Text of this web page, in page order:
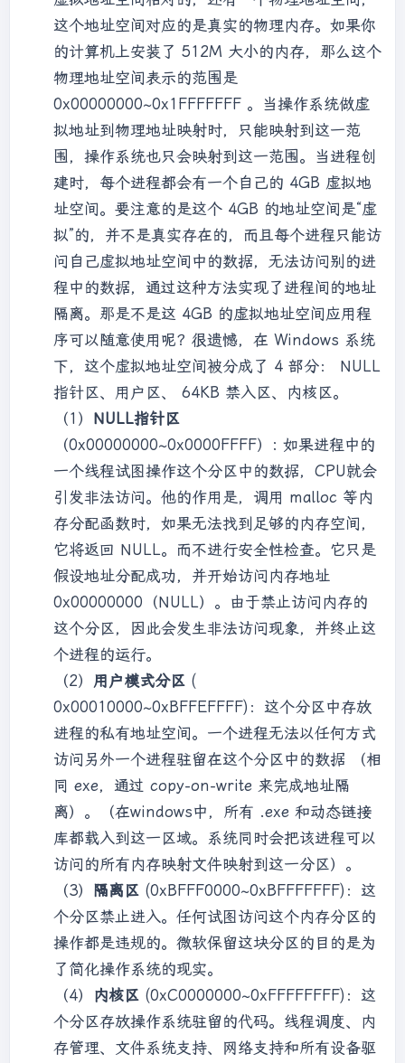
这个地址空间对应的是真实的物理内存。如果你
的计算机上安装了 512M 大小的内存，那么这个
物理地址空间表示的范围是
0x00000000~0x1FFFFFFF 。当操作系统做虚
拟地址到物理地址映射时，只能映射到这一范
围，操作系统也只会映射到这一范围。当进程创
建时，每个进程都会有一个自己的 4GB 虚拟地
址空间。要注意的是这个 4GB 的地址空间是“虚
拟”的，并不是真实存在的，而且每个进程只能访
问自己虚拟地址空间中的数据，无法访问别的进
程中的数据，通过这种方法实现了进程间的地址
隔离。那是不是这 4GB 的虚拟地址空间应用程
序可以随意使用呢？很遗憾，在 Windows 系统
下，这个虚拟地址空间被分成了 4 部分： NULL
指针区、用户区、 64KB 禁入区、内核区。
（1） NULL指针区
（0x00000000~0x0000FFFF）: 如果进程中的
一个线程试图操作这个分区中的数据，CPU就会
引发非法访问。他的作用是，调用 malloc 等内
存分配函数时，如果无法找到足够的内存空间，
它将返回 NULL。而不进行安全性检查。它只是
假设地址分配成功，并开始访问内存地址
0x00000000（NULL）。由于禁止访问内存的
这个分区，因此会发生非法访问现象，并终止这
个进程的运行。
（2） 用户模式分区 (
0x00010000~0xBFFEFFFF)：这个分区中存放
进程的私有地址空间。一个进程无法以任何方式
访问另外一个进程驻留在这个分区中的数据 （相
同 exe，通过 copy-on-write 来完成地址隔
离）。（在windows中，所有 .exe 和动态链接
库都载入到这一区域。系统同时会把该进程可以
访问的所有内存映射文件映射到这一分区）。
（3） 隔离区 (0xBFFF0000~0xBFFFFFFF)：这
个分区禁止进入。任何试图访问这个内存分区的
操作都是违规的。微软保留这块分区的目的是为
了简化操作系统的现实。
（4） 内核区 (0xC0000000~0xFFFFFFFF)：这
个分区存放操作系统驻留的代码。线程调度、内
存管理、文件系统支持、网络支持和所有设备驱